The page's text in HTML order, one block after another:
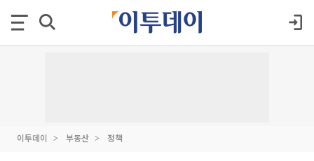
이투데이 부동산 정책